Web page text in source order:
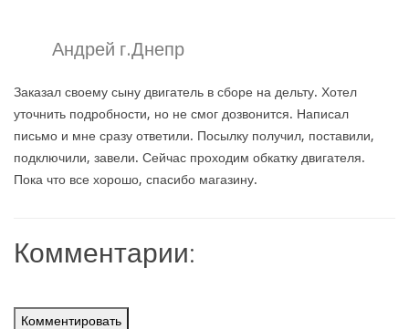
Андрей г.Днепр
Заказал своему сыну двигатель в сборе на дельту. Хотел
уточнить подробности, но не смог дозвонится. Написал
письмо и мне сразу ответили. Посылку получил, поставили,
подключили, завели. Сейчас проходим обкатку двигателя.
Пока что все хорошо, спасибо магазину.
Комментарии:
Комментировать